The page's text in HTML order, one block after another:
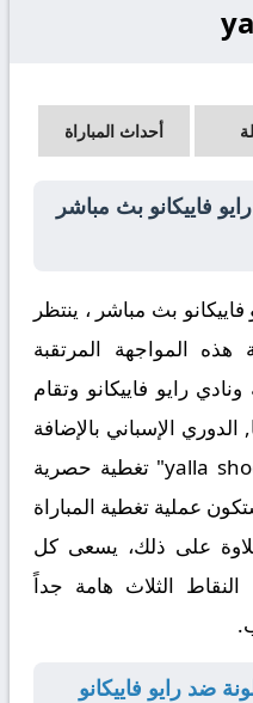
أحداث المباراة
فاييكانو بث مباشر
بث مباشر ، ينتظر
هذه المواجهة المرتقبة
ونادي رايو فاييكانو وتقام
الدوري الإسباني بالإضافة
، نوفر في موقعنا "yalla shoot" تغطية حصرية
عملية تغطية المباراة
على ذلك، يسعى كل
الثلاث هامة جداً
ضد رايو فاييكانو